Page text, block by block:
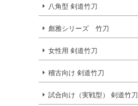
八角型 剣道竹刀
彪雅シリーズ 竹刀
女性用 剣道竹刀
稽古向け 剣道竹刀
試合向け（実戦型） 剣道竹刀